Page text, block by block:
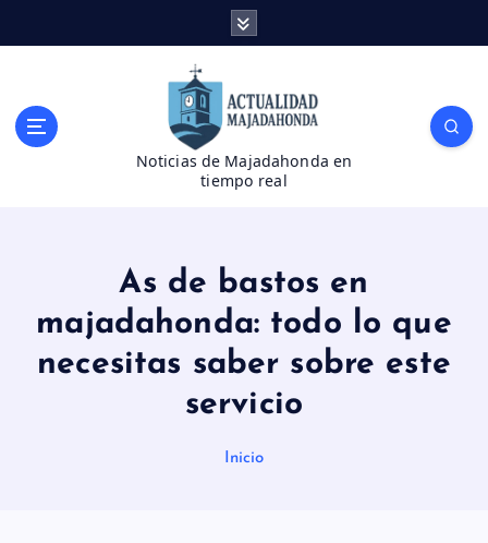
Noticias de Majadahonda en
tiempo real
As de bastos en
majadahonda: todo lo que
necesitas saber sobre este
servicio
Inicio